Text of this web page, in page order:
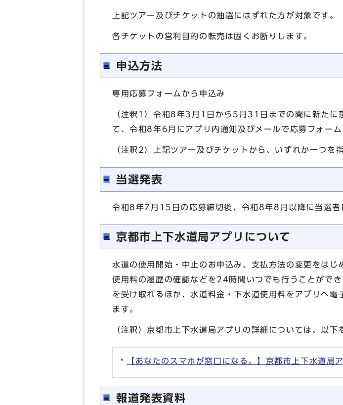
上記ツアー及びチケットの抽選にはずれた方が対象です。
各チケットの営利目的の転売は固くお断りします。
申込方法
専用応募フォームから申込み
（注釈1）令和8年3月1日から5月31日までの間に新たに
て、令和8年6月にアプリ内通知及びメールで応募フォー
（注釈2）上記ツアー及びチケットから、いずれか一つを
当選発表
令和8年7月15日の応募締切後、令和8年8月以降に当選者
京都市上下水道局アプリについて
水道の使用開始・中止のお申込み、支払方法の変更をは
使用料の履歴の確認などを24時間いつでも行うことがで
を受け取れるほか、水道料金・下水道使用料をアプリへ
ます。
（注釈）京都市上下水道局アプリの詳細については、以下
【あなたのスマホが窓口になる。】京都市上下水道局
報道発表資料